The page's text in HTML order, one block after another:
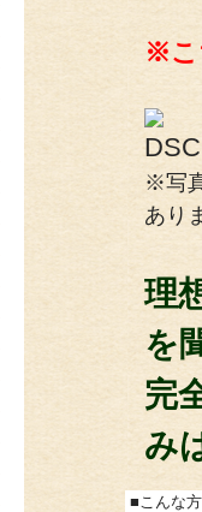
※こ
※写
あり
理
を
完
み
■こんな